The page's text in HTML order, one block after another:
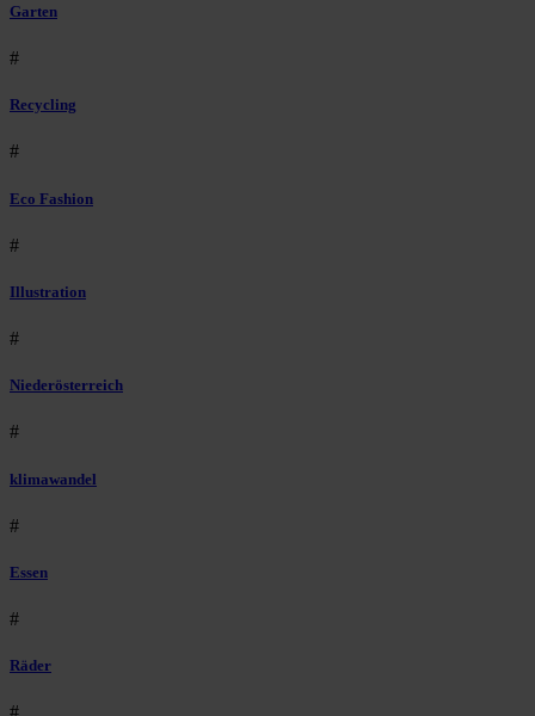
Garten
#
Recycling
#
Eco Fashion
#
Illustration
#
Niederösterreich
#
klimawandel
#
Essen
#
Räder